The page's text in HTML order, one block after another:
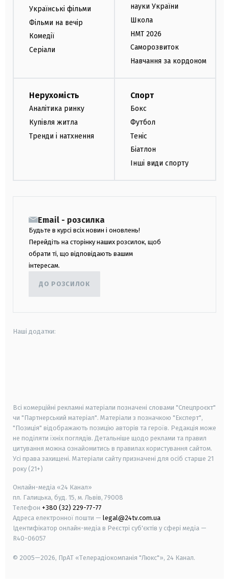
Українські фільми
Фільми на вечір
Комедії
Серіали
науки України
Школа
НМТ 2026
Саморозвиток
Навчання за кордоном
Нерухомість
Аналітика ринку
Купівля житла
Тренди і натхнення
Спорт
Бокс
Футбол
Теніс
Біатлон
Інші види спорту
Email - розсилка
Будьте в курсі всіх новин і оновлень!
Перейдіть на сторінку наших розсилок, щоб
обрати ті, що відповідають вашим
інтересам.
ДО РОЗСИЛОК
Наші додатки:
Всі комерційні рекламні матеріали позначені словами "Спецпроєкт"
чи "Партнерський матеріал". Матеріали з позначкою "Експерт",
"Позиція" відображають позицію авторів та героїв. Редакція може
не поділяти їхніх поглядів. Детальніше щодо реклами та правил
цитування можна ознайомитись в правилах користування сайтом.
Усі права захищені. Матеріали сайту призначені для осіб старше 21
року (21+)
Онлайн-медіа «24 Канал»
пл. Галицька, буд. 15, м. Львів, 79008
Телефон +380 (32) 229-77-77
Адреса електронної пошти — legal@24tv.com.ua
Ідентифікатор онлайн-медіа в Реєстрі суб'єктів у сфері медіа —
R40-06057
© 2005—2026, ПрАТ «Телерадіокомпанія "Люкс"», 24 Канал.